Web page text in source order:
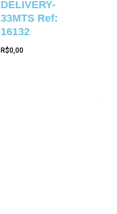
DELIVERY-
33MTS Ref:
16132
R$0,00